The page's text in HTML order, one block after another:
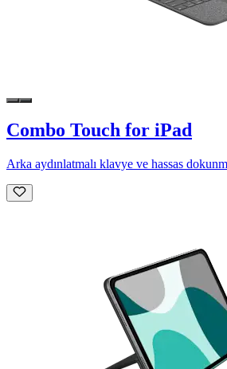
Combo Touch for iPad
Arka aydınlatmalı klavye ve hassas